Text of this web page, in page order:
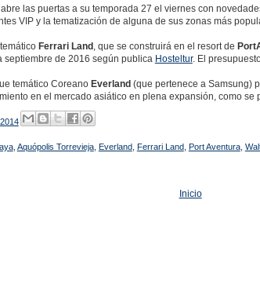
las puertas a su temporada 27 el viernes con
VIP y la tematización de alguna de sus zonas más
Ferrari Land , que se construirá en el resort de
septiembre de 2016 según publica Hosteltur. El
temático Coreano Everland (que pertenece a Samsung)
en el mercado asiático en plena expansión, como se
, Aquópolis Torrevieja, Everland, Ferrari Land, Port Aventura,
Inicio